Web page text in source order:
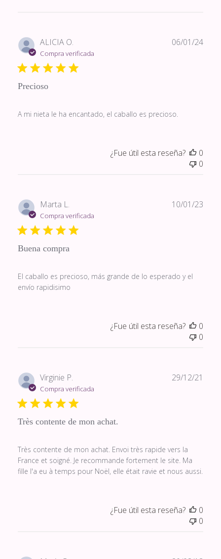
ALICIA O.
Compra verificada
Precioso
A mi nieta le ha encantado, el caballo es precioso.
06/01/24
¿Fue útil esta reseña?
0
0
Marta L.
Compra verificada
Buena compra
El caballo es precioso, más grande de lo esperado y el
envío rapidisimo
10/01/23
¿Fue útil esta reseña?
0
0
Virginie P.
Compra verificada
Très contente de mon achat.
Très contente de mon achat. Envoi très rapide vers la
France et soigné. Je recommande fortement le site. Ma
fille l'a eu à temps pour Noël, elle était ravie et nous aussi.
29/12/21
¿Fue útil esta reseña?
0
0